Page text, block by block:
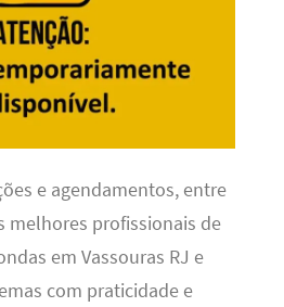
e agendamentos, entre
melhores profissionais de
em Vassouras RJ e
com praticidade e